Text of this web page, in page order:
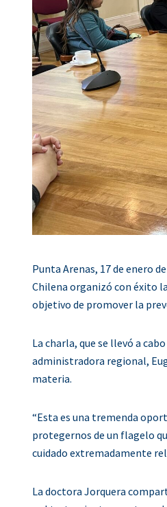
Punta Arenas, 17 de enero
Chilena organizó con éxito
objetivo de promover la
La charla, que se llevó a
administradora regional,
materia.
“Esta es una tremenda
protegernos de un flagelo
cuidado extremadamente
La doctora Jorquera